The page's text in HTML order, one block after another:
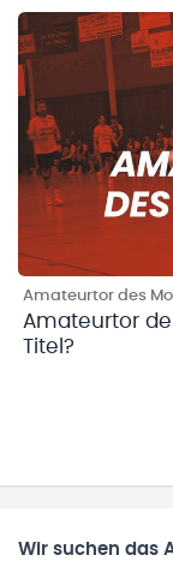
Amateurtor des
Amateurtor
Titel?
Wir suchen das